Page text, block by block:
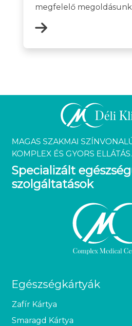
megfelelő
MAGAS SZAKMAI
KOMPLEX ÉS GYORS ELLÁTÁS.
Specializált
szolgáltatások
Egészségkártyák
Zafír Kártya
Smaragd Kártya